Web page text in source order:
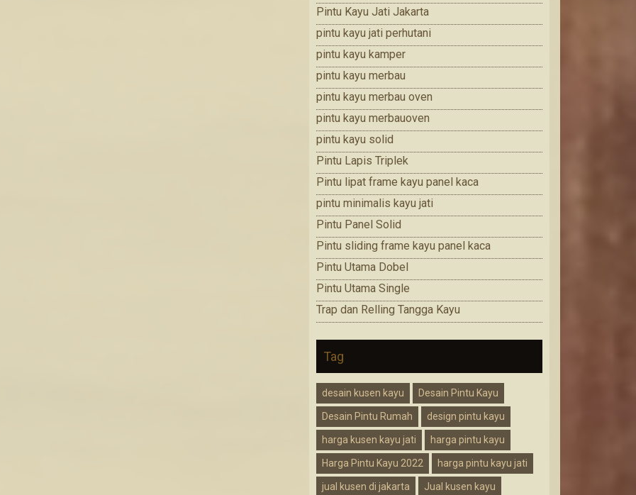
Pintu Kayu Jati Jakarta
pintu kayu jati perhutani
pintu kayu kamper
pintu kayu merbau
pintu kayu merbau oven
pintu kayu merbauoven
pintu kayu solid
Pintu Lapis Triplek
Pintu lipat frame kayu panel kaca
pintu minimalis kayu jati
Pintu Panel Solid
Pintu sliding frame kayu panel kaca
Pintu Utama Dobel
Pintu Utama Single
Trap dan Relling Tangga Kayu
Tag
desain kusen kayu Desain Pintu Kayu
Desain Pintu Rumah design pintu kayu
harga kusen kayu jati harga pintu kayu
Harga Pintu Kayu 2022 harga pintu kayu jati
jual kusen di jakarta Jual kusen kayu